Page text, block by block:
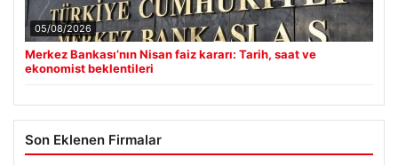
05/08/2026
Merkez Bankası’nın Nisan faiz kararı: Tarih, saat ve
ekonomist beklentileri
Son Eklenen Firmalar